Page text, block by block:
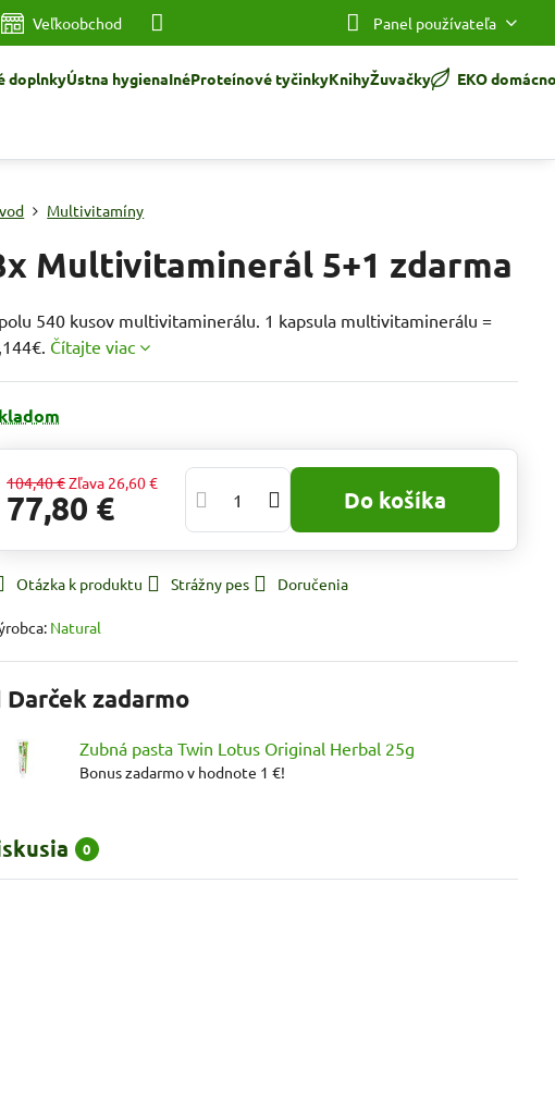
Veľkoobchod Panel používateľa
doplnkyÚstna hygienaInéProteínové tyčinkyKnihyŽuvačky EKO
Multivitamíny
Multivitaminerál 5+1 zdarma
540 kusov multivitaminerálu. 1 kapsula multivitaminerálu =
Čítajte viac
104,40 €Zľava 26,60 €
77,80 € Do košíka
Otázka k produktu Strážny pes Doručenia
Natural
Darček zadarmo
Zubná pasta Twin Lotus Original Herbal 25g
Bonus zadarmo v hodnote 1 €!
0